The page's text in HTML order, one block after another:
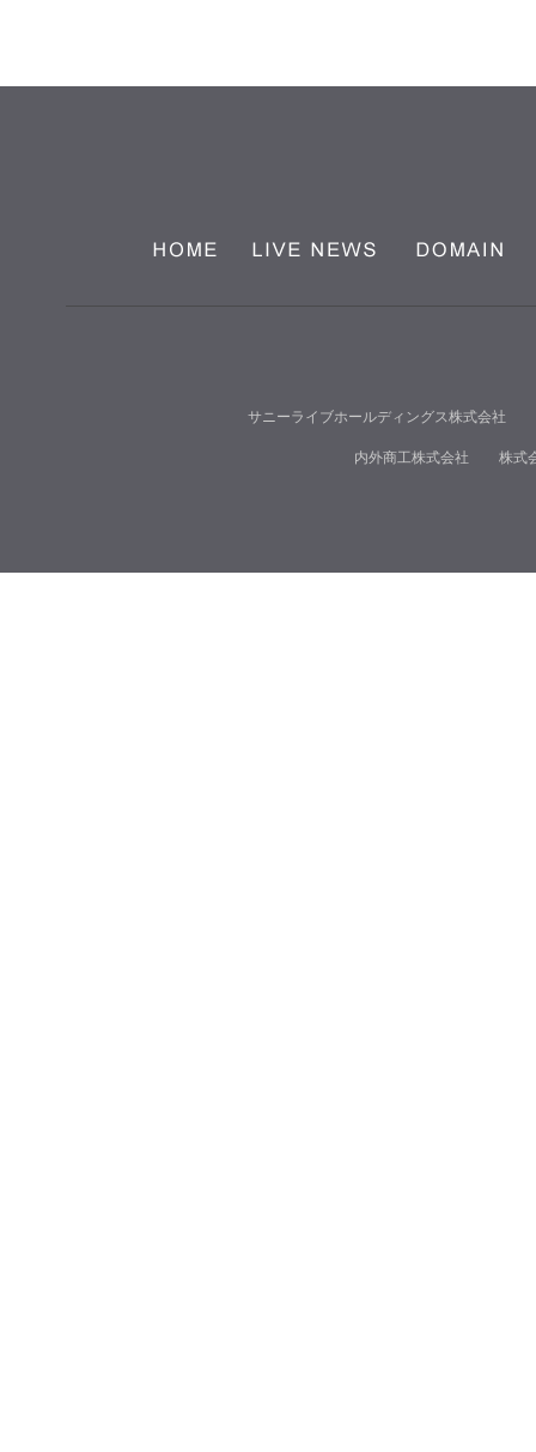
サニーライブホールディングス株式会社
内外商工株式会社 株式